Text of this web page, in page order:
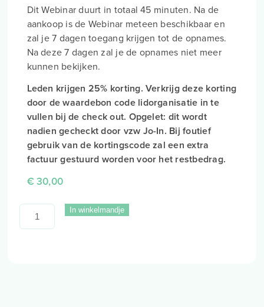
Dit Webinar duurt in totaal 45 minuten. Na de
aankoop is de Webinar meteen beschikbaar en
zal je 7 dagen toegang krijgen tot de opnames.
Na deze 7 dagen zal je de opnames niet meer
kunnen bekijken.
Leden krijgen 25% korting. Verkrijg deze korting
door de waardebon code lidorganisatie in te
vullen bij de check out. Opgelet: dit wordt
nadien gecheckt door vzw Jo-In. Bij foutief
gebruik van de kortingscode zal een extra
factuur gestuurd worden voor het restbedrag.
€30,00
In winkelmandje